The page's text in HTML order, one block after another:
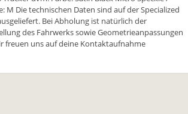
M Die technischen Daten sind auf der Specialized
Bei Abholung ist natürlich der
des Fahrwerks sowie Geometrieanpassungen
freuen uns auf deine Kontaktaufnahme